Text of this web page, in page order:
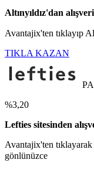
Altınyıldız'dan
Avantajix'ten tıklayıp
TIKLA KAZAN
%3,20
Lefties sitesinden
Avantajix'ten
gönlünüzce